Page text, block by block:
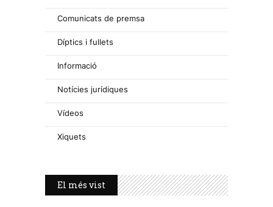
Comunicats de premsa
Díptics i fullets
Informació
Notícies jurídiques
Vídeos
Xiquets
El més vist